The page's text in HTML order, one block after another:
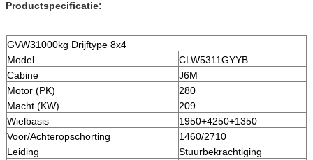
Productspecificatie:
GVW31000kg Drijftype 8x4
Model
CLW5311GYYB
Cabine
J6M
Motor (PK)
280
Macht (KW)
209
Wielbasis
1950+4250+1350
Voor/Achteropschorting
1460/2710
Leiding
Stuurbekrachtiging